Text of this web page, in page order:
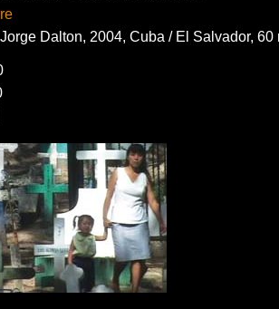
Dalton, 2004, Cuba / El Salvador, 60